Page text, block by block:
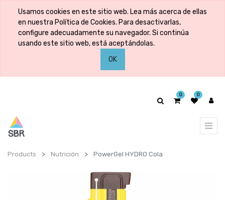
Usamos cookies en este sitio web. Lea más acerca de ellas
en nuestra Política de Cookies. Para desactivarlas,
configure adecuadamente su navegador. Si continúa
usando este sitio web, está aceptándolas.
OK
0 0
Products Nutrición PowerGel HYDRO Cola